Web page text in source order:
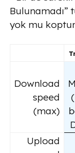
Bulunamadı”
yok mu
Download
speed
(max)
Upload